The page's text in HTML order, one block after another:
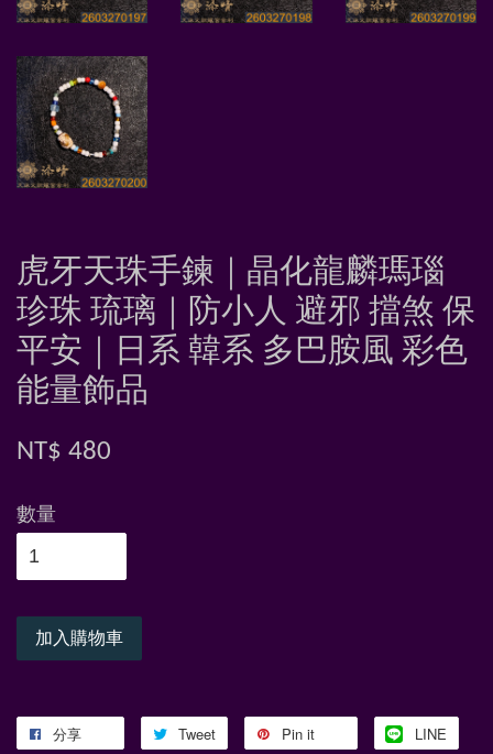
虎牙天珠手鍊｜晶化龍麟瑪瑙
珍珠 琉璃｜防小人 避邪 擋煞 保
平安｜日系 韓系 多巴胺風 彩色
能量飾品
NT$ 480
數量
加入購物車
分享 Tweet Pin it LINE